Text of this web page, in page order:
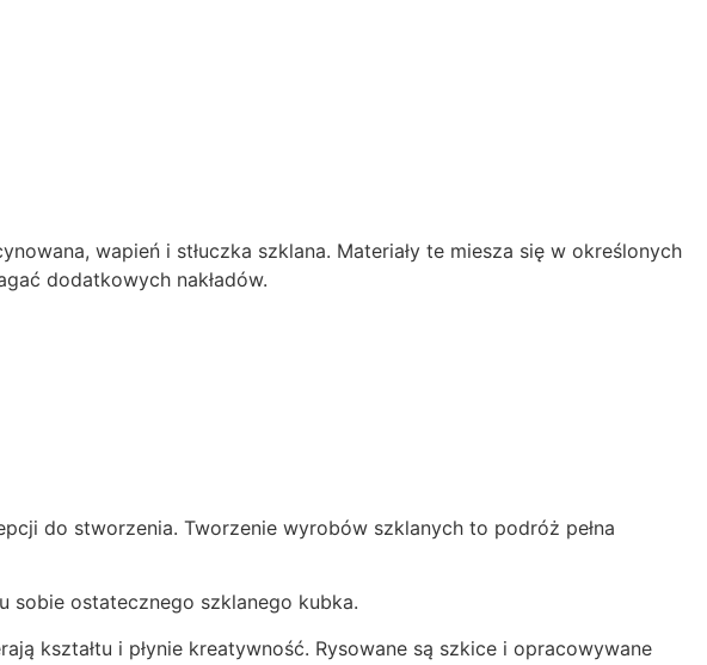
wapień i stłuczka szklana. Materiały te miesza się w określonych
dodatkowych nakładów.
do stworzenia. Tworzenie wyrobów szklanych to podróż pełna
sobie ostatecznego szklanego kubka.
kształtu i płynie kreatywność. Rysowane są szkice i opracowywane